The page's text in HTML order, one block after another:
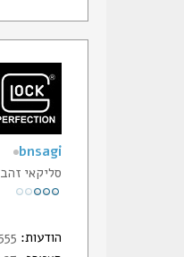
bnsagi
סליקאי זהב
הודעות: